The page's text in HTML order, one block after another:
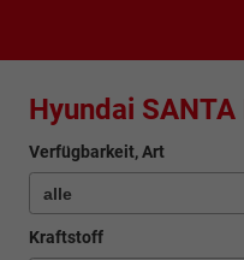
Hyundai SANTA
Verfügbarkeit, Art
Kraftstoff